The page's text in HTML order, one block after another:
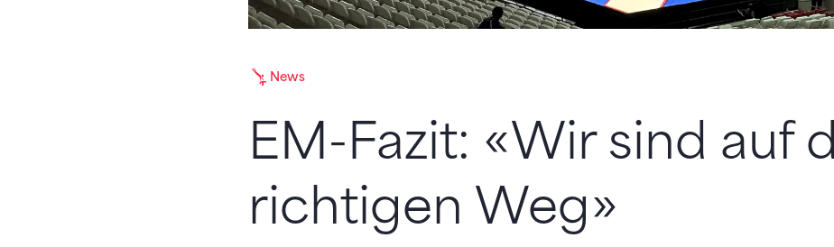
News
EM-Fazit: «Wir sind auf
richtigen Weg»